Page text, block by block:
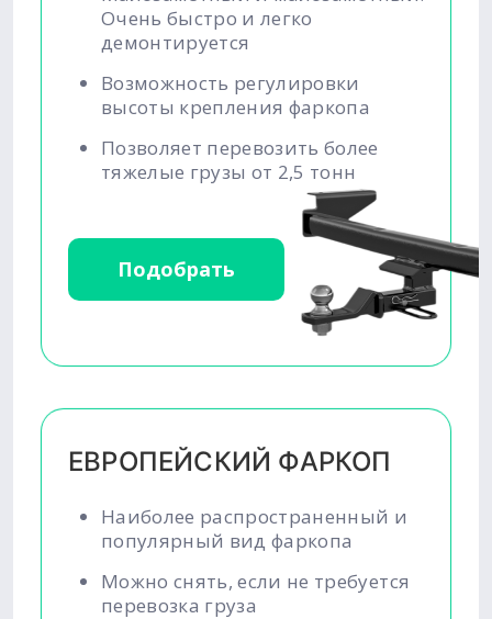
Очень быстро и легко
демонтируется
Возможность регулировки
высоты крепления фаркопа
Позволяет перевозить более
тяжелые грузы от 2,5 тонн
Подобрать
ЕВРОПЕЙСКИЙ ФАРКОП
Наиболее распространенный и
популярный вид фаркопа
Можно снять, если не требуется
перевозка груза